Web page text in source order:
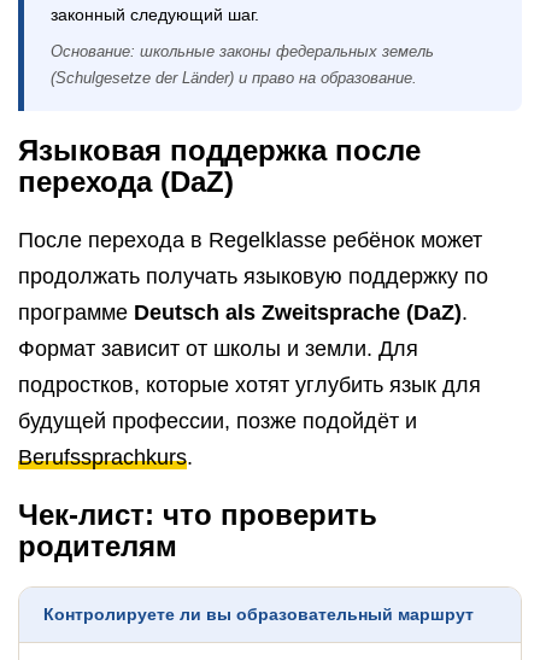
законный следующий шаг.
Основание: школьные законы федеральных земель
(Schulgesetze der Länder) и право на образование.
Языковая поддержка после
перехода (DaZ)
После перехода в Regelklasse ребёнок может
продолжать получать языковую поддержку по
программе Deutsch als Zweitsprache (DaZ).
Формат зависит от школы и земли. Для
подростков, которые хотят углубить язык для
будущей профессии, позже подойдёт и
Berufssprachkurs.
Чек-лист: что проверить
родителям
Контролируете ли вы образовательный маршрут